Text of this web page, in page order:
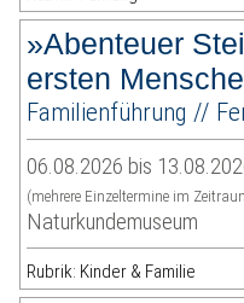
»Abenteuer
ersten
Familienführung //
06.08.2026 bis
(mehrere Einzeltermine im
Naturkundemuseum
Rubrik: Kinder & Familie